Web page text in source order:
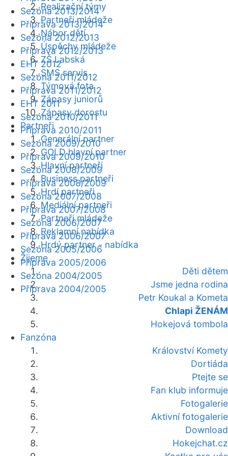
Realizační týmy
Partneři mládeže
Nábor dětí
Úspěchy mládeže
ZŠ Labská
SMS servis
Týmová fota
Zápasy juniorů
Zápasy dorostu
Partneři
Generální partner
GOLD hlavní partner
Hlavní partneři
Business partneři
Hrdí partneři
Mediální partneři
Partneři mládeže
Reklamní nabídka
Hrdý partner - nabídka
Žijeme
Děti dětem
Jsme jedna rodina
Petr Koukal a Kometa
Chlapi ŽENÁM
Hokejová tombola
Fanzóna
Království Komety
Dortiáda
Ptejte se
Fan klub informuje
Fotogalerie
Aktivní fotogalerie
Download
Hokejchat.cz
Sezóna 2013/2014
Příprava 2013/2014
Sezóna 2012/2013
Příprava 2012/2013
EHT 2012
Sezóna 2011/2012
Příprava 2011/2012
EHT 2011
Sezóna 2010/2011
Příprava 2010/2011
Sezóna 2009/2010
Příprava 2009/2010
Sezóna 2008/2009
Příprava 2008/2009
Sezóna 2007/2008
Příprava 2007/2008
Sezóna 2006/2007
Příprava 2006/2007
Sezóna 2005/2006
Příprava 2005/2006
Sezóna 2004/2005
Příprava 2004/2005